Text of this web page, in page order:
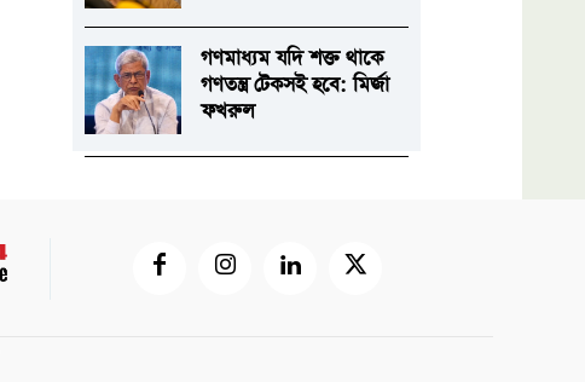
গণমাধ্যম যদি শক্ত থাকে
গণতন্ত্র টেকসই হবে: মির্জা
ফখরুল